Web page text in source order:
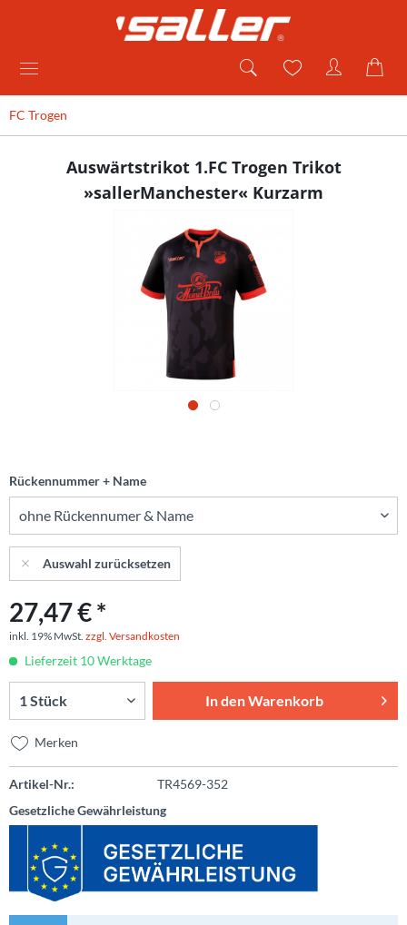
FC Trogen
Auswärtstrikot 1.FC Trogen Trikot
»sallerManchester« Kurzarm
Rückennummer + Name
Auswahl zurücksetzen
27,47 € *
inkl. 19% MwSt. zzgl. Versandkosten
Lieferzeit 10 Werktage
In denWarenkorb
Merken
Artikel-Nr.:
TR4569-352
Gesetzliche Gewährleistung